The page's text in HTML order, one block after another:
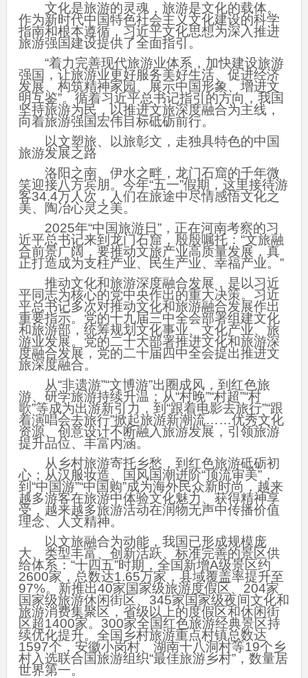
文化是旅游的灵魂，旅游是文化的载体。
作为新时代中国特色社会主义文化建设的科学
指南和根本遵循，习近平文化思想为深入推进
旅游强国建设提供了全面指引。
“着力完善现代旅游业体系，加快建设旅游
强国，让旅游业更好服务美好生活、促进经济
发展、构筑精神家园、展示中国形象、增进文
明互鉴”。循着习近平总书记指引的方向，我国
坚持旅游为民，以推进文旅深度融合为主线，
向着旅游强国宏伟目标砥砺前行。
以文塑旅、以旅彰文，走独具特色的中国
旅游发展之路
洛阳之南、伊水之畔，龙门石窟的千年微
笑迎接八方宾朋。今年“五一”假期，这里接待游
客34.4万人次，人们在旅途中尽情感悟文化之
美、陶冶心灵之美。
2025年“中国旅游日”，正在河南考察的习
近平总书记来到龙门石窟，殷殷嘱托：“文旅融
合前景广阔，要推动文旅产业高质量发展，真
正打造成为支柱产业、民生产业、幸福产业。”
推动文化和旅游深度融合发展，是以习近
平同志为核心的党中央作出的重大决策。习近
平总书记多次对推动文化和旅游融合发展作出
重要指示。党的十九届三中全会部署组建文化
和旅游部，统筹规划文化事业、文化产业、旅
游业发展。党的二十大部署推进文化和旅游深
度融合发展，党的二十届四中全会提出推进文
旅深度融合。
从“非遗游”“文博游”出圈成风，到红色旅
游、研学旅游持续升温；从“村晚”“村超”“村
歌”等成为出游新引力，到“跟着电影去旅行”“跟
着演唱会去旅行”掀起旅游新潮流……优秀文化
资源、创意设计不断融入旅游发展，引领旅游
提升品位、丰富内涵。
从乡村旅游寄托乡愁，到红色旅游砥砺初
心；从汉服妆造、国风国潮进阶“顶流审美”，
到“中国游”“中国购”成为海外民众新时尚，越来
越多游客在旅游中体验文化魅力、获得精神享
受，越来越多旅游活动在润物无声中传播价值
理念、人文精神。
以文旅融合为动能，我国已形成规模庞
大、类型丰富、创新活跃、标准完善的景区供
给体系：“十四五”时期，全国新增A级景区约
2600家，总数达1.65万家，县域覆盖率提升至
97%。新推出40家国家级旅游度假区、204家
国家级旅游休闲街区、345家国家级夜间文化和
旅游消费集聚区，省级以上的度假区和休闲街
区超1400家。300家全国红色旅游经典景区持
续优化提升。全国乡村旅游重点村镇总数达
1597个，安徽小岗村、湖南十八洞村等19个乡
村入选联合国旅游组织“最佳旅游乡村”，数量居
世界第一。